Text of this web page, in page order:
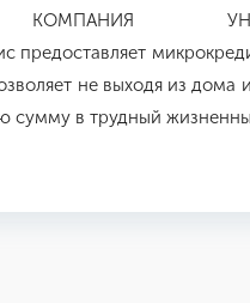
КОМПАНИЯ
не выходя из дома
сумму в трудный